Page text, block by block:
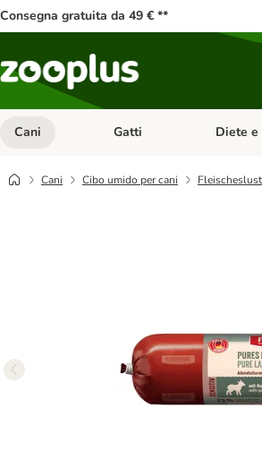
Consegna gratuita da 49 € **
Cani Apri Menu Categoria: Cani
Gatti Apri
Diete
Cani Cibo umido per cani Fleischeslust